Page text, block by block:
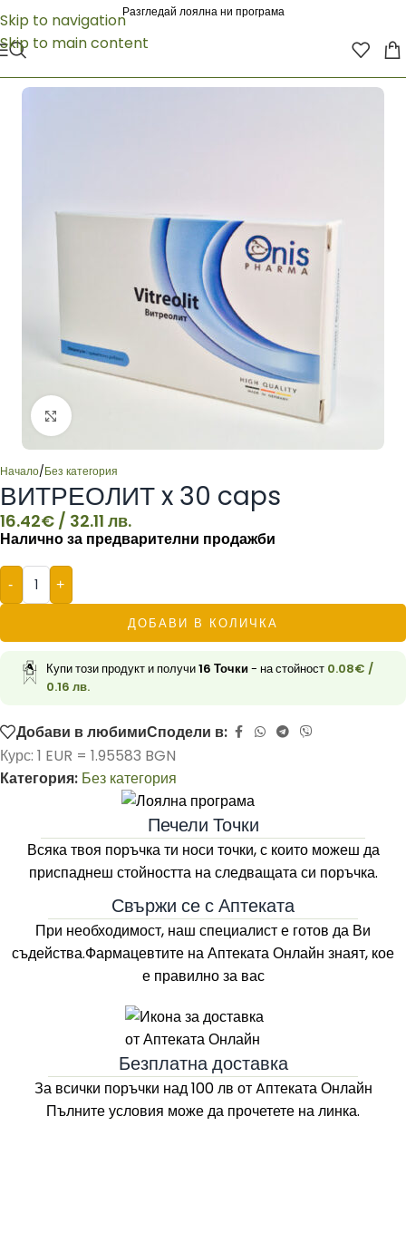
Skip to navigation
Skip to main content
Разгледай лоялна ни програма
Click to enlarge
Начало/Без категория
ВИТРЕОЛИТ x 30 caps
16.42€ / 32.11 лв.
Налично за предварителни продажби
- +
ДОБАВИ В КОЛИЧКА
Купи този продукт и получи16 Точки- на стойност 0.08€ /
0.16 лв.
Добави в любимиСподели в:
Курс: 1 EUR = 1.95583 BGN
Категория: Без категория
Печели Точки
Всяка твоя поръчка ти носи точки, с които можеш да
приспаднеш стойността на следващата си поръчка.
Свържи се с Аптеката
При необходимост, наш специалист е готов да Ви
съдейства.Фармацевтите наАптеката Онлайн знаят, кое
е правилно за вас
Безплатна доставка
За всички поръчки над 100 лв от Aптеката Онлайн
Пълните условия може да прочетете на линка.